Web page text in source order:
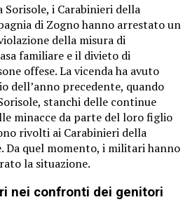
Sorisole, i Carabinieri della
di Zogno hanno arrestato un
della misura di
familiare e il divieto di
offese. La vicenda ha avuto
dell’anno precedente, quando
stanchi delle continue
minacce da parte del loro figlio
rivolti ai Carabinieri della
Da quel momento, i militari hanno
la situazione.
nei confronti dei genitori